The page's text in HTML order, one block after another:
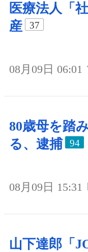
医療法人「
産
37
08月09日 06:01
80歳母を踏
る、逮捕
94
08月09日 15:31
山下達郎「